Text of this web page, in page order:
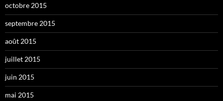
octobre 2015
septembre 2015
août 2015
juillet 2015
juin 2015
mai 2015